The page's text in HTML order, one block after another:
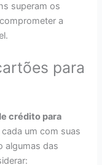
superam os
a
para
crédito para
um com suas
algumas das